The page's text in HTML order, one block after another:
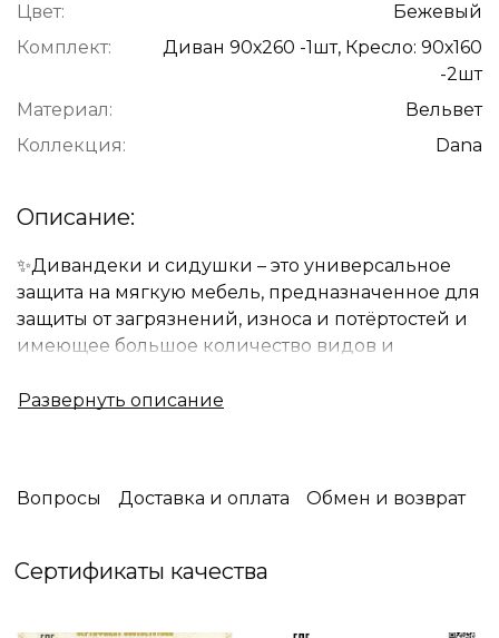
Цвет:
Бежевый
Комплект:
Диван 90х260 -1шт, Кресло: 90х160
-2шт
Материал:
Вельвет
Коллекция:
Dana
Описание:
✨Дивандеки и сидушки – это универсальное
защита на мягкую мебель, предназначенное для
защиты от загрязнений, износа и потёртостей и
имеющее большое количество видов и
✨Основным преимуществом дивандеков и
дивандеки и сидушки идеально дополнят ваш
Вопросы Доставка и оплата Обмен и возврат
Сертификаты качества